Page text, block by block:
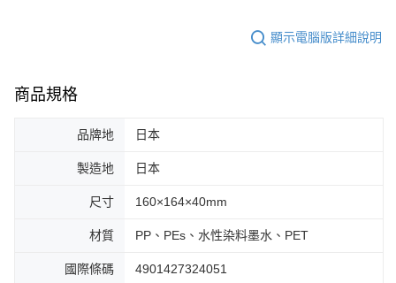
顯示電腦版詳細說明
商品規格
品牌地 日本
製造地 日本
尺寸 160×164×40mm
材質 PP、PEs、水性染料墨水、PET
國際條碼 4901427324051